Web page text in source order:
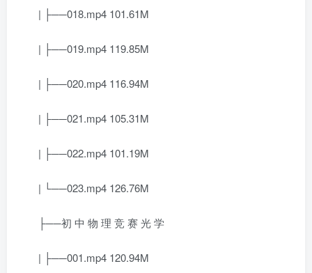
| ├──018.mp4 101.61M
| ├──019.mp4 119.85M
| ├──020.mp4 116.94M
| ├──021.mp4 105.31M
| ├──022.mp4 101.19M
| └──023.mp4 126.76M
├──初 中 物 理 竞 赛 光 学
| ├──001.mp4 120.94M